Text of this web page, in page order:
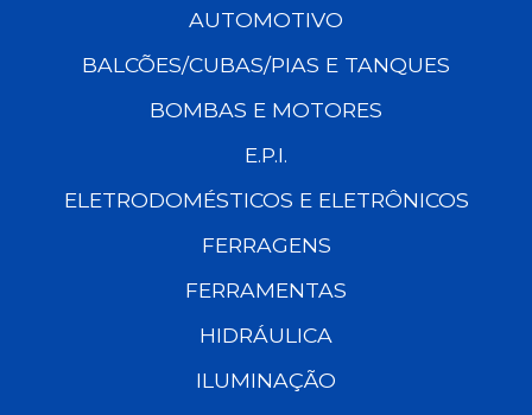
AUTOMOTIVO
BALCÕES/CUBAS/PIAS E TANQUES
BOMBAS E MOTORES
E.P.I.
ELETRODOMÉSTICOS E ELETRÔNICOS
FERRAGENS
FERRAMENTAS
HIDRÁULICA
ILUMINAÇÃO